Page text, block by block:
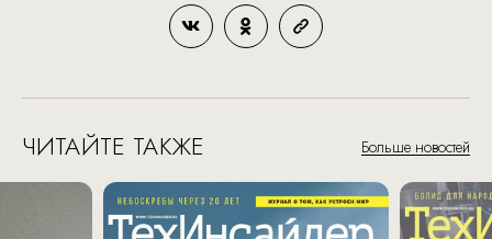
ЧИТАЙТЕ ТАКЖЕ Больше новостей